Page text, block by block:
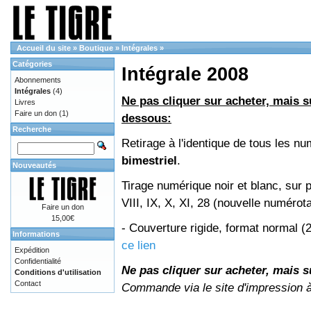
Accueil du site » Boutique » Intégrales »
Intégrale 2008
Ne pas cliquer sur acheter, mais
dessous:
Retirage à l'identique de tous les
bimestriel.
Tirage numérique noir et blanc, sur
VIII, IX, X, XI, 28 (nouvelle
- Couverture rigide, format normal
ce lien
Ne pas cliquer sur acheter, mais
Commande via le site d'impression
Catégories
Abonnements
Intégrales (4)
Livres
Faire un don (1)
Recherche
Nouveautés
Faire un don
15,00€
Informations
Expédition
Confidentialité
Conditions d'utilisation
Contact